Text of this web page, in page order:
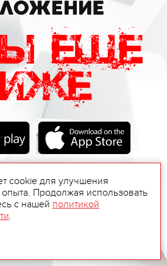
cookie для улучшения
опыта. Продолжая использовать
с нашей политикой
.